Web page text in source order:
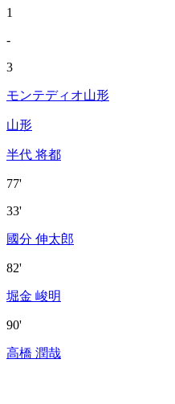
1
-
3
モンテディオ山形
山形
半代 将都
77'
33'
國分 伸太郎
82'
堀金 峻明
90'
高橋 潤哉